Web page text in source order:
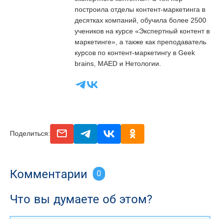
построила отделы контент-маркетинга в
десятках компаний, обучила более 2500
учеников на курсе «Экспертный контент в
маркетинге», а также как преподаватель
курсов по контент-маркетингу в Geek
brains, MAED и Нетологии.
Поделиться: email telegram vk odnoclassniki
Комментарии 0
Что вы думаете об этом?